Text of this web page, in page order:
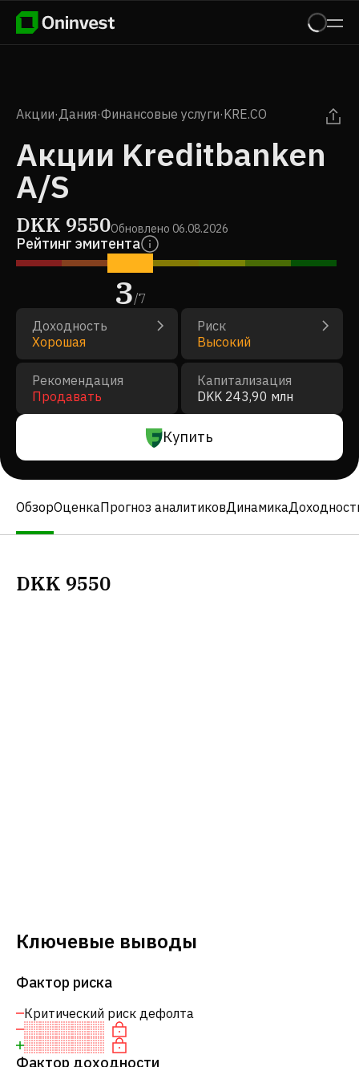
Акции·Дания·Финансовые услуги·KRE.CO
Акции Kreditbanken
A/S
DKK 9550Обновлено 06.08.2026
Рейтинг эмитента
3/7
Доходность
Хорошая
Риск
Высокий
Рекомендация
Продавать
Капитализация
DKK 243,90 млн
Купить
ОбзорОценкаПрогноз аналитиковДинамика
DKK 9550
Ключевые выводы
Фактор риска
Критический риск дефолта
Фактор доходности